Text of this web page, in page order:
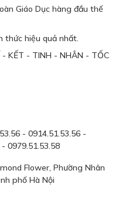
Giáo Dục hàng đầu thế
thức hiệu quả nhất.
- KẾT - TINH - NHÂN - TỐC
- 0914.51.53.56 -
0979.51.53.58
Flower, Phường Nhân
phố Hà Nội